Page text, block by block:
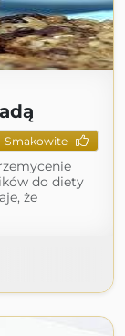
Smakowite
do diety
że